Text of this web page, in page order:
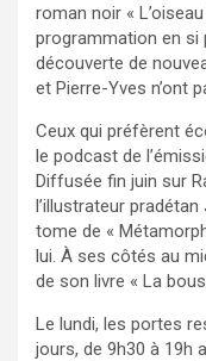
roman noir «
programmation en si
découverte de
et Pierre-Yves n’ont
Ceux qui préfèrent
le podcast de
Diffusée fin juin sur
l’illustrateur
tome de «
lui. À ses côtés au
de son livre « La
Le lundi, les portes
jours, de 9h30 à 19h